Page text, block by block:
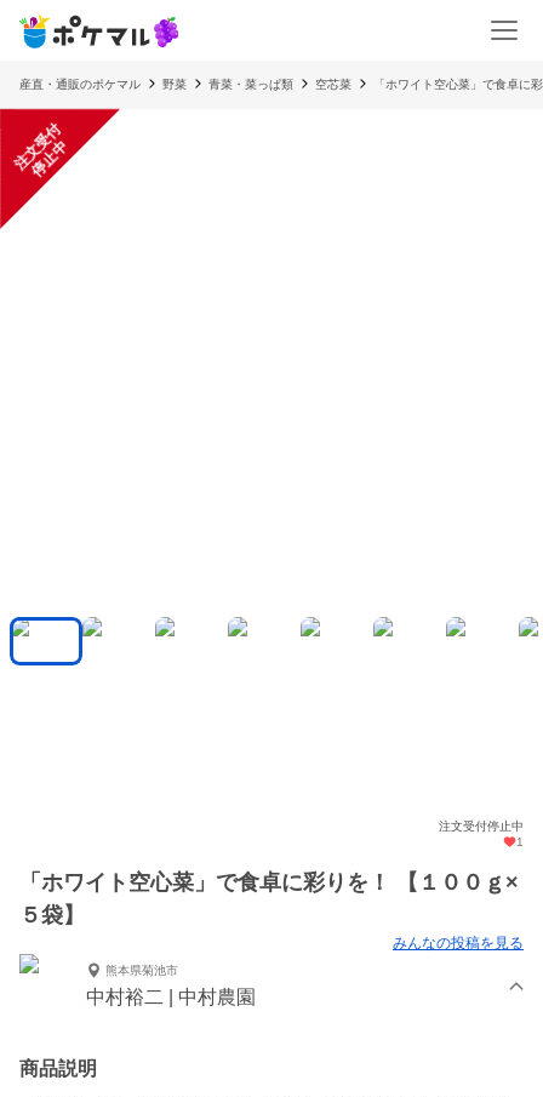
産直・通販のポケマル 野菜 青菜・菜っぱ類 空芯菜 「ホワイト空心菜」で食卓に
注
文
受
付
停
止
中
注文受付停止中
1
「ホワイト空心菜」で食卓に彩りを！ 【１００ｇ×
５袋】
みんなの投稿を見る
熊本県菊池市
中村裕二 | 中村農園
商品説明